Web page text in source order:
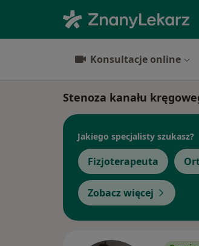
Konsultacje online
Stenoza kanału
Jakiego specjalisty szukasz?
Fizjoterapeuta
Zobacz więcej